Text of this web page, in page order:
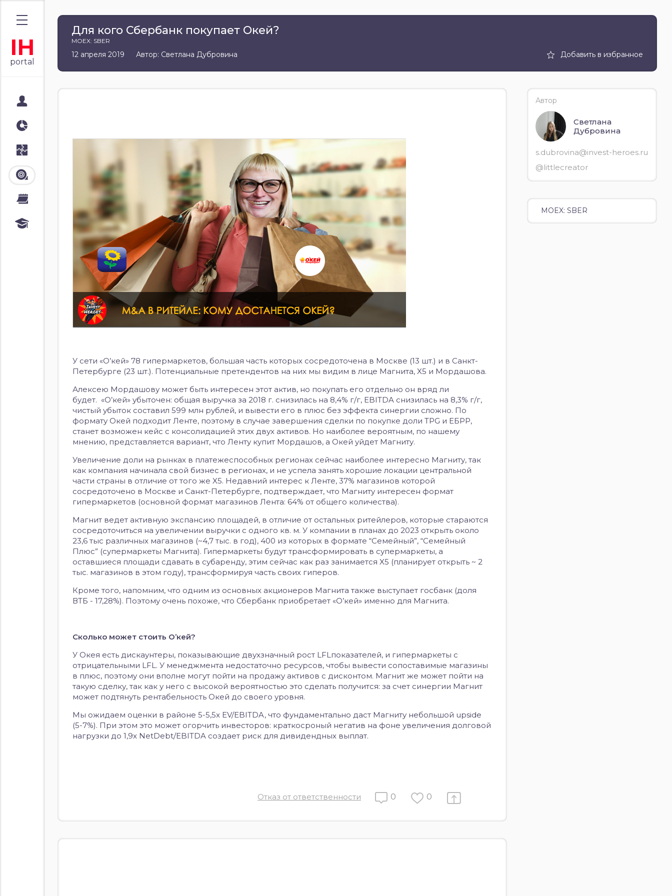
IH
portal
Лента
облигациям
Для кого Сбербанк покупает Окей?
MOEX: SBER
12 апреля 2019 Автор: Светлана Дубровина Добавить в избранное
У сети «О’кей» 78 гипермаркетов, большая часть которых сосредоточена в Москве (13 шт.) и в Санкт-
Петербурге (23 шт.). Потенциальные претендентов на них мы видим в лице Магнита, X5 и Мордашова.
Алексею Мордашову может быть интересен этот актив, но покупать его отдельно он вряд ли
будет. «О’кей» убыточен: общая выручка за 2018 г. снизилась на 8,4% г/г, EBITDA снизилась на 8,3% г/г,
чистый убыток составил 599 млн рублей, и вывести его в плюс без эффекта синергии сложно. По
формату Окей подходит Ленте, поэтому в случае завершения сделки по покупке доли TPG и ЕБРР,
станет возможен кейс с консолидацией этих двух активов. Но наиболее вероятным, по нашему
мнению, представляется вариант, что Ленту купит Мордашов, а Окей уйдет Магниту.
Увеличение доли на рынках в платежеспособных регионах сейчас наиболее интересно Магниту, так
как компания начинала свой бизнес в регионах, и не успела занять хорошие локации центральной
части страны в отличие от того же X5. Недавний интерес к Ленте, 37% магазинов которой
сосредоточено в Москве и Санкт-Петербурге, подтверждает, что Магниту интересен формат
гипермаркетов (основной формат магазинов Лента: 64% от общего количества).
Магнит ведет активную экспансию площадей, в отличие от остальных ритейлеров, которые стараются
сосредоточиться на увеличении выручки с одного кв. м. У компании в планах до 2023 открыть около
23,6 тыс различных магазинов (~4,7 тыс. в год), 400 из которых в формате “Cемейный”, “Cемейный
Плюс” (супермаркеты Магнита). Гипермаркеты будут трансформировать в супермаркеты, а
оставшиеся площади сдавать в субаренду, этим сейчас как раз занимается X5 (планирует открыть ~ 2
тыс. магазинов в этом году), трансформируя часть своих гиперов.
Кроме того, напомним, что одним из основных акционеров Магнита также выступает госбанк (доля
ВТБ - 17,28%). Поэтому очень похоже, что Сбербанк приобретает «О’кей» именно для Магнита.
Сколько может стоить О’кей?
У Окея есть дискаунтеры, показывающие двухзначный рост LFLпоказателей, и гипермаркеты с
отрицательными LFL. У менеджмента недостаточно ресурсов, чтобы вывести сопоставимые магазины
в плюс, поэтому они вполне могут пойти на продажу активов с дисконтом. Магнит же может пойти на
такую сделку, так как у него с высокой вероятностью это сделать получится: за счет синергии Магнит
может подтянуть рентабельность Окей до своего уровня.
Мы ожидаем оценки в районе 5-5,5x EV/EBITDA, что фундаментально даст Магниту небольшой upside
(5-7%). При этом это может огорчить инвесторов: краткосроный негатив на фоне увеличения долговой
нагрузки до 1,9x NetDebt/EBITDA создает риск для дивидендных выплат.
Отказ от ответственности 0 0
Автор
Светлана
Дубровина
s.dubrovina@invest-heroes.ru
@littlecreator
MOEX: SBER